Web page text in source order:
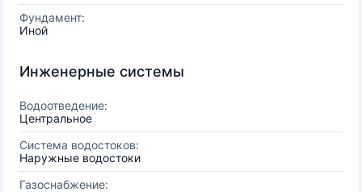
Фундамент:
Иной
Инженерные системы
Водоотведение:
Центральное
Система водостоков:
Наружные водостоки
Газоснабжение: